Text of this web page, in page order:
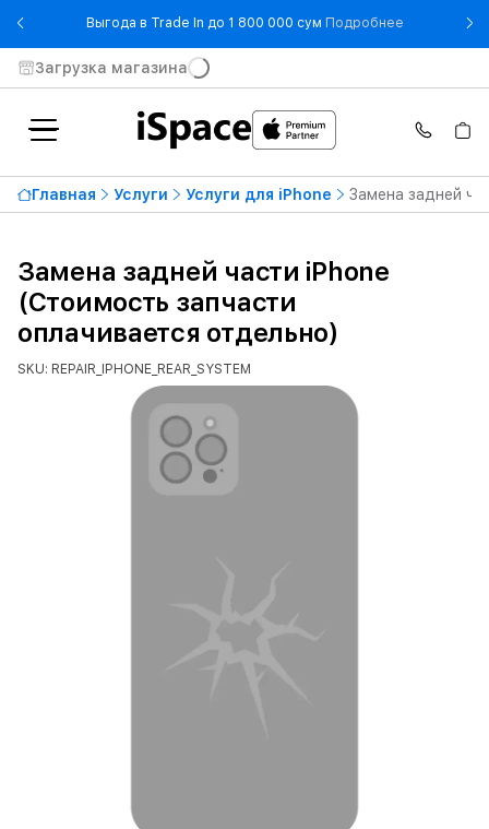
Выгода в Trade In до 1 800 000 сум Подробнее- Выгода в
Загрузка магазина
Главная Услуги Услуги для iPhone Замена задней
Замена задней части iPhone
(Стоимость запчасти
оплачивается отдельно)
SKU: REPAIR_IPHONE_REAR_SYSTEM